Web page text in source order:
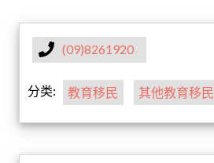
(09)8261920
分类: 教育移民 其他教育移民